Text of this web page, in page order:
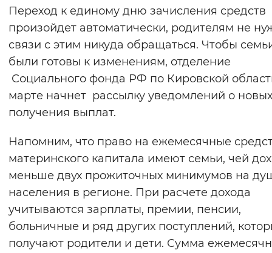
Вернуть стандартные настройки
Переход к единому дню зачисления средств
произойдет автоматически, родителям не
связи с этим никуда обращаться. Чтобы
были готовы к изменениям, отделение
Социального фонда РФ по Кировской
марте начнет рассылку уведомлений о
получения выплат.
Напомним, что право на ежемесячные
материнского капитала имеют семьи, чей
меньше двух прожиточных минимумов на
населения в регионе. При расчете дохода
учитываются зарплаты, премии, пенсии,
больничные и ряд других поступлений,
получают родители и дети. Сумма